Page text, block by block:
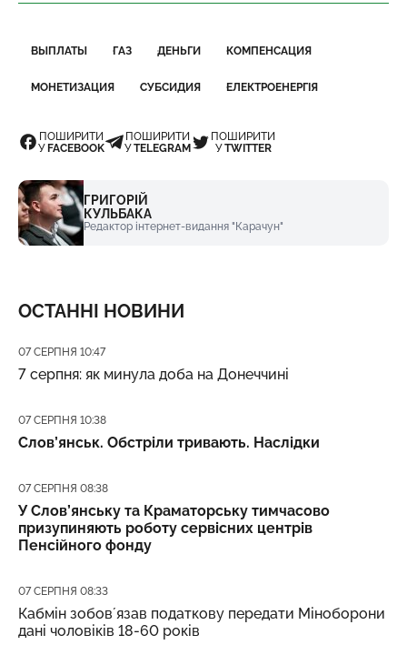
ВЫПЛАТЫ ГАЗ ДЕНЬГИ КОМПЕНСАЦИЯ
МОНЕТИЗАЦИЯ СУБСИДИЯ ЕЛЕКТРОЕНЕРГІЯ
ПОШИРИТИ
У FACEBOOK
ПОШИРИТИ
УTELEGRAM
ПОШИРИТИ
УTWITTER
ГРИГОРІЙ
КУЛЬБАКА
Редактор інтернет-видання "Карачун"
ОСТАННІ НОВИНИ
Дата публікації
07 СЕРПНЯ 10:47
7 серпня: як минула доба на Донеччині
Дата публікації
07 СЕРПНЯ 10:38
Слов’янськ. Обстріли тривають. Наслідки
Дата публікації
07 СЕРПНЯ 08:38
У Слов’янську та Краматорську тимчасово
призупиняють роботу сервісних центрів
Пенсійного фонду
Дата публікації
07 СЕРПНЯ 08:33
Кабмін зобовʼязав податкову передати Міноборони
дані чоловіків 18-60 років